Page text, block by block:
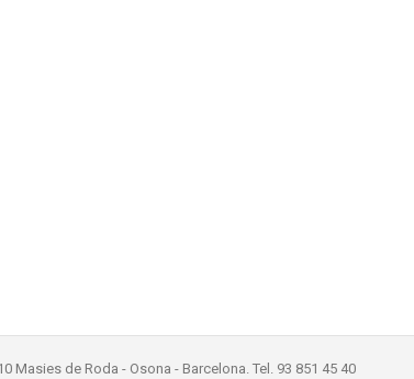
Masies de Roda - Osona - Barcelona. Tel. 93 851 45 40